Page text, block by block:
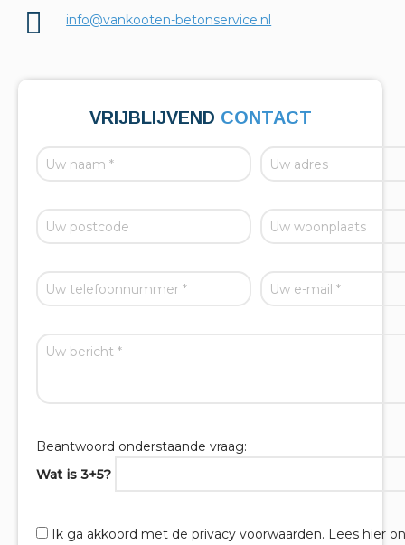
info@vankooten-betonservice.nl
VRIJBLIJVEND CONTACT
Beantwoord onderstaande vraag:
Wat is 3+5?
Ik ga akkoord met de privacy voorwaarden. Lees hier